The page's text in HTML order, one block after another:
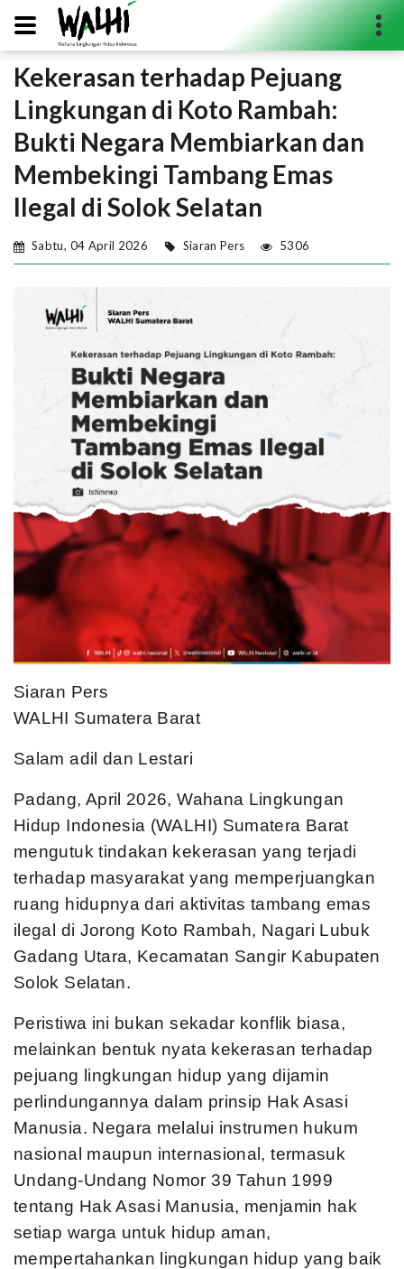
Search...
Kekerasan terhadap Pejuang
Lingkungan di Koto Rambah:
Bukti Negara Membiarkan dan
Membekingi Tambang Emas
Ilegal di Solok Selatan
Sabtu, 04 April 2026 Siaran Pers 5306
Siaran Pers
WALHI Sumatera Barat
Salam adil dan Lestari
Padang, April 2026, Wahana Lingkungan
Hidup Indonesia (WALHI) Sumatera Barat
mengutuk tindakan kekerasan yang terjadi
terhadap masyarakat yang memperjuangkan
ruang hidupnya dari aktivitas tambang emas
ilegal di Jorong Koto Rambah, Nagari Lubuk
Gadang Utara, Kecamatan Sangir Kabupaten
Solok Selatan.
Peristiwa ini bukan sekadar konflik biasa,
melainkan bentuk nyata kekerasan terhadap
pejuang lingkungan hidup yang dijamin
perlindungannya dalam prinsip Hak Asasi
Manusia. Negara melalui instrumen hukum
nasional maupun internasional, termasuk
Undang-Undang Nomor 39 Tahun 1999
tentang Hak Asasi Manusia, menjamin hak
setiap warga untuk hidup aman,
mempertahankan lingkungan hidup yang baik